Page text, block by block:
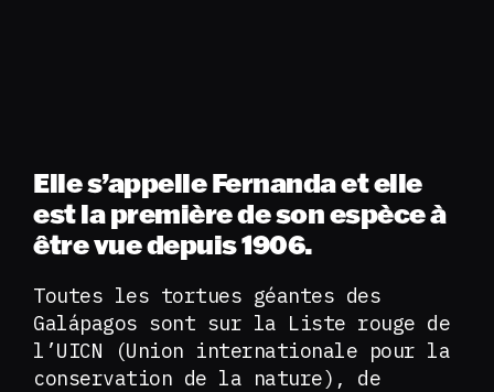
Elle s’appelle Fernanda et elle
est la première de son espèce à
être vue depuis 1906.
Toutes les tortues géantes des
Galápagos sont sur la Liste rouge de
l’UICN (Union internationale pour la
conservation de la nature), de